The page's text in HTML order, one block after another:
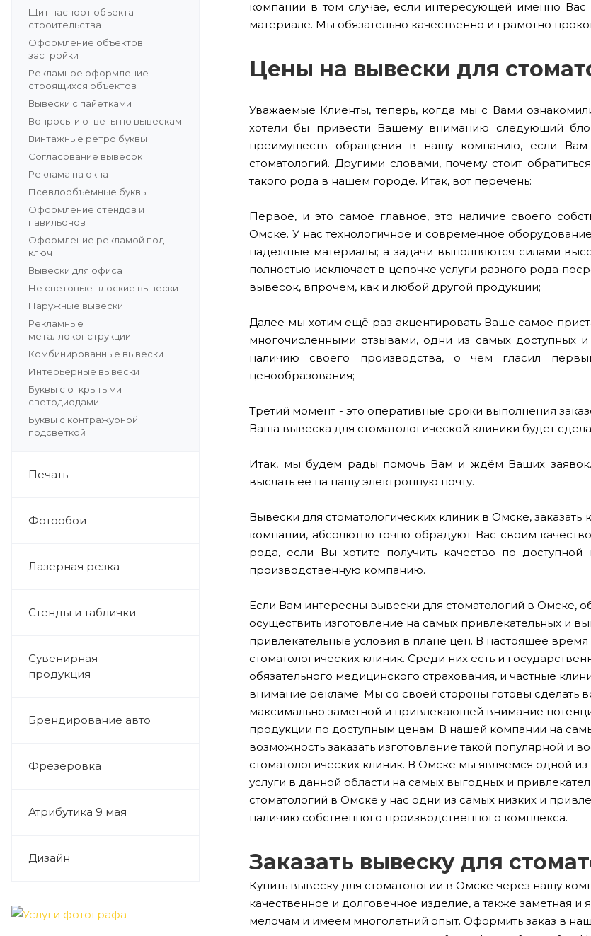
Щит паспорт объекта
строительства
Оформление объектов
застройки
Рекламное оформление
строящихся объектов
Вывески с пайетками
Вопросы и ответы по вывескам
Винтажные ретро буквы
Согласование вывесок
Реклама на окна
Псевдообъёмные буквы
Оформление стендов и
павильонов
Оформление рекламой под
ключ
Вывески для офиса
Не световые плоские вывески
Наружные вывески
Рекламные
металлоконструкции
Комбинированные вывески
Интерьерные вывески
Буквы с открытыми
светодиодами
Буквы с контражурной
подсветкой
Печать
Фотообои
Лазерная резка
Стенды и таблички
Сувенирная
продукция
Брендирование авто
Фрезеровка
Атрибутика 9 мая
Дизайн
компании в том случае, если интересующей именно
материале. Мы обязательно качественно и грамотно
Цены на вывески для
Уважаемые Клиенты, теперь, когда мы с Вами
хотели бы привести Вашему вниманию следующий
преимуществ обращения в нашу компанию, если Вам
стоматологий. Другими словами, почему стоит
такого рода в нашем городе. Итак, вот перечень:
Первое, и это самое главное, это наличие своего
Омске. У нас технологичное и современное
надёжные материалы; а задачи выполняются силами
полностью исключает в цепочке услуги разного рода
вывесок, впрочем, как и любой другой продукции;
Далее мы хотим ещё раз акцентировать Ваше самое
многочисленными отзывами, одни из самых доступных
наличию своего производства, о чём гласил
ценообразования;
Третий момент - это оперативные сроки выполнения
Ваша вывеска для стоматологической клиники будет
Итак, мы будем рады помочь Вам и ждём Ваших
выслать её на нашу электронную почту.
Вывески для стоматологических клиник в Омске,
компании, абсолютно точно обрадуют Вас своим
рода, если Вы хотите получить качество по
производственную компанию.
Если Вам интересны вывески для стоматологий в Омске,
осуществить изготовление на самых привлекательных и
привлекательные условия в плане цен. В настоящее
стоматологических клиник. Среди них есть и
обязательного медицинского страхования, и частные
внимание рекламе. Мы со своей стороны готовы сделать
максимально заметной и привлекающей внимание
продукции по доступным ценам. В нашей компании на
возможность заказать изготовление такой популярной и
стоматологических клиник. В Омске мы являемся одной
услуги в данной области на самых выгодных и
стоматологий в Омске у нас одни из самых низких и
наличию собственного производственного комплекса.
Заказать вывеску для
Купить вывеску для стоматологии в Омске через нашу
качественное и долговечное изделие, а также заметная
мелочам и имеем многолетний опыт. Оформить заказ в